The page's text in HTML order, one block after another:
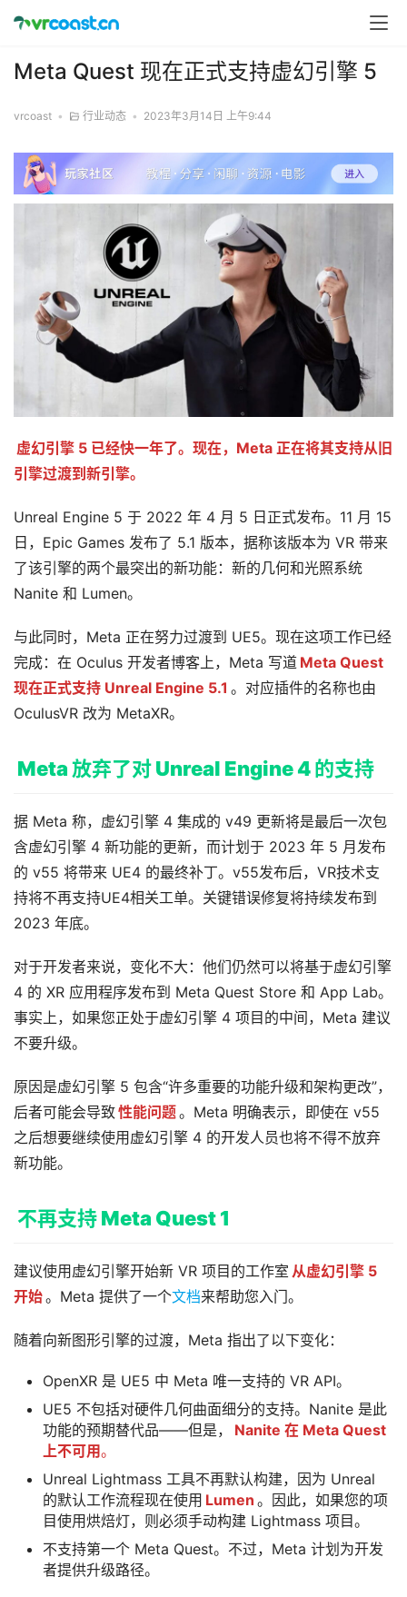
首
页
行
动
Meta Quest 现在正式支持虚幻引擎 5
vrcoast • 行业动态 • 2023年3月14日 上午9:44
虚幻引擎 5 已经快一年了。现在，Meta 正在将其支持从旧
引擎过渡到新引擎。
Unreal Engine 5 于 2022 年 4 月 5 日正式发布。11 月 15
日，Epic Games 发布了 5.1 版本，据称该版本为 VR 带来
了该引擎的两个最突出的新功能：新的几何和光照系统
Nanite 和 Lumen。
与此同时，Meta 正在努力过渡到 UE5。现在这项工作已经
完成：在 Oculus 开发者博客上，Meta 写道 Meta Quest
现在正式支持 Unreal Engine 5.1 。对应插件的名称也由
OculusVR 改为 MetaXR。
Meta 放弃了对 Unreal Engine 4 的支持
据 Meta 称，虚幻引擎 4 集成的 v49 更新将是最后一次包
含虚幻引擎 4 新功能的更新，而计划于 2023 年 5 月发布
的 v55 将带来 UE4 的最终补丁。v55发布后，VR技术支
持将不再支持UE4相关工单。关键错误修复将持续发布到
2023 年底。
对于开发者来说，变化不大：他们仍然可以将基于虚幻引擎
4 的 XR 应用程序发布到 Meta Quest Store 和 App Lab。
事实上，如果您正处于虚幻引擎 4 项目的中间，Meta 建议
不要升级。
原因是虚幻引擎 5 包含“许多重要的功能升级和架构更改”，
后者可能会导致性能问题。Meta 明确表示，即使在 v55
之后想要继续使用虚幻引擎 4 的开发人员也将不得不放弃
新功能。
不再支持 Meta Quest 1
建议使用虚幻引擎开始新 VR 项目的工作室 从虚幻引擎 5
开始。Meta 提供了一个文档来帮助您入门。
随着向新图形引擎的过渡，Meta 指出了以下变化：
OpenXR 是 UE5 中 Meta 唯一支持的 VR API。
UE5 不包括对硬件几何曲面细分的支持。Nanite 是此
功能的预期替代品——但是，
Nanite 在 Meta Quest
上不可用。
Unreal Lightmass 工具不再默认构建，因为 Unreal
的默认工作流程现在使用 Lumen 。因此，如果您的项
目使用烘焙灯，则必须手动构建 Lightmass 项目。
不支持第一个 Meta Quest。不过，Meta 计划为开发
者提供升级路径。